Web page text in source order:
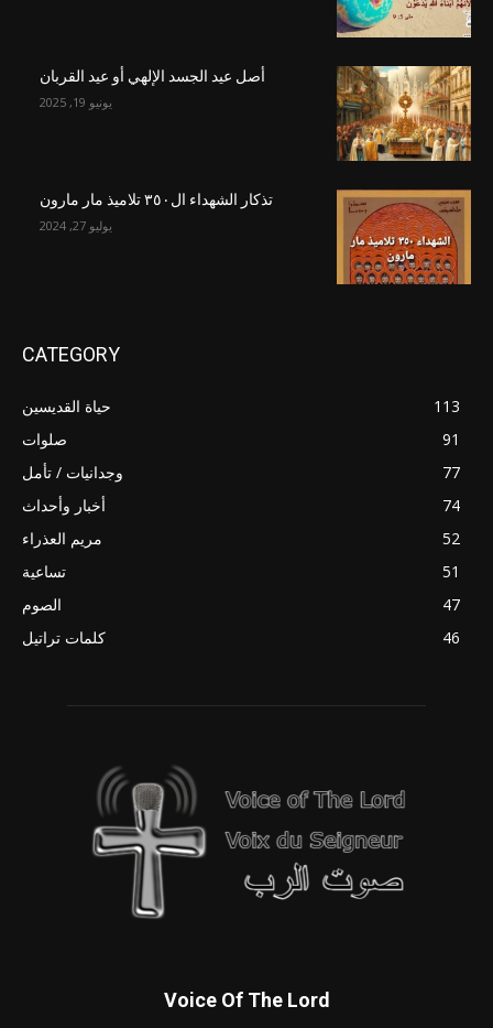
أصل عيد الجسد الإلهي أو عيد القربان
يونيو 19, 2025
تذكار الشهداء ال٣٥٠ تلاميذ مار مارون
يوليو 27, 2024
CATEGORY
حياة القديسين
113
صلوات
91
وجدانيات / تأمل
77
أخبار وأحداث
74
مريم العذراء
52
تساعية
51
الصوم
47
كلمات تراتيل
46
Voice Of The Lord